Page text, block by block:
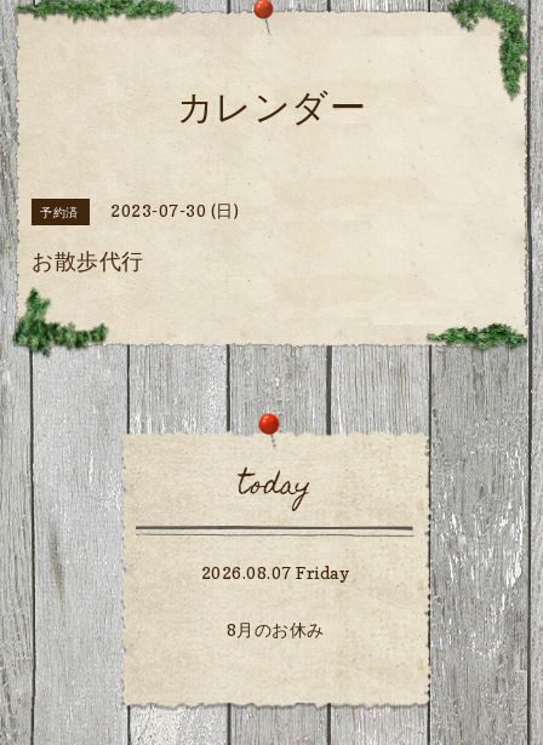
カレンダー
予約済 2023-07-30 (日)
お散歩代行
today
2026.08.07 Friday
8月のお休み